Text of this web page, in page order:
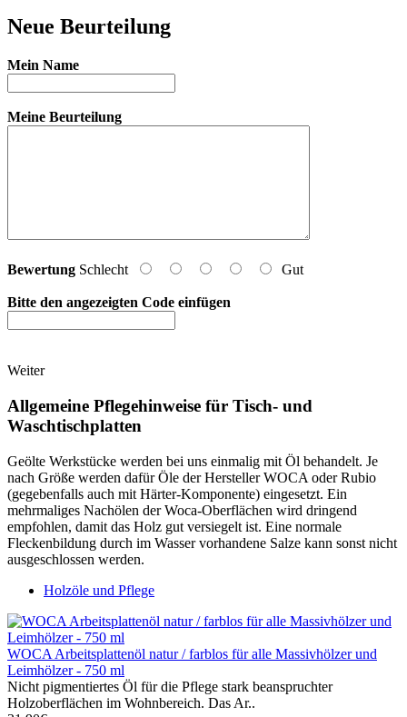
Neue Beurteilung
Mein Name
Meine Beurteilung
Bewertung Schlecht Gut
Bitte den angezeigten Code einfügen
Weiter
Allgemeine Pflegehinweise für Tisch- und
Waschtischplatten
Geölte Werkstücke werden bei uns einmalig mit Öl behandelt. Je
nach Größe werden dafür Öle der Hersteller WOCA oder Rubio
(gegebenfalls auch mit Härter-Komponente) eingesetzt. Ein
mehrmaliges Nachölen der Woca-Oberflächen wird dringend
empfohlen, damit das Holz gut versiegelt ist. Eine normale
Fleckenbildung durch im Wasser vorhandene Salze kann sonst nicht
ausgeschlossen werden.
Holzöle und Pflege
WOCA Arbeitsplattenöl natur / farblos für alle Massivhölzer und
Leimhölzer - 750 ml
Nicht pigmentiertes Öl für die Pflege stark beanspruchter
Holzoberflächen im Wohnbereich. Das Ar..